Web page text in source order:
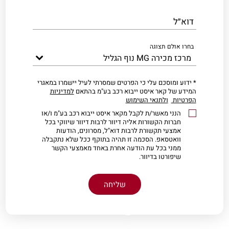
דוא״ל
בחרו אולם תצוגה
* ידוע ומוסכם עלי כי הפרטים שמסרתי לעיל יישמרו במאגרי
המידע של קאר איסט ייבוא רכב בע"מ בהתאםלמדיניות
הפרטיות ולתנאי השימוש
הנני מאשר/ת לקבל מקאר איסט ייבוא רכב בע"מ ו/או
חברות הקשורות אליה דיוור לרבות דיוור שיווקי בכל
אמצעי תקשורת לרבות דוא"ל, מסרונים, הודעות
וואטסאפ. הסכמה זו תהיה בתוקף ככל שלא נתקבלה
ממני בכל עת הודעה אחרת באחד מאמצעי הקשר
שיפורטו בדיוור.